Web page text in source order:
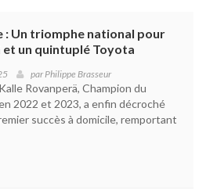
: Un triomphe national pour
et un quintuplé Toyota
parPhilippe Brasseur
Rovanperä, Champion du
2022 et 2023, a enfin décroché
succès à domicile, remportant